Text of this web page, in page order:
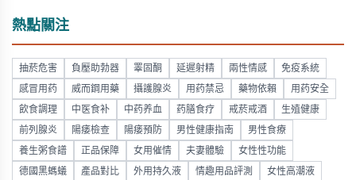
熱點關注
抽菸危害 負壓助勃器 睪固酮 延遲射精 兩性情感 免疫系統
感冒用药 威而鋼用藥 攝護腺炎 用药禁忌 藥物依賴 用药安全
飲食調理 中医食补 中药养血 药膳食疗 戒菸戒酒 生殖健康
前列腺炎 陽痿檢查 陽痿預防 男性健康指南 男性食療
養生粥食譜 正品保障 女用催情 夫妻體驗 女性性功能
德國黑螞蟻 產品對比 外用持久液 情趣用品評測 女性高潮液